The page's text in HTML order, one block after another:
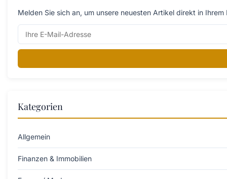
Melden Sie sich an, um unsere neuesten Artikel direkt in
Kategorien
Allgemein
Finanzen & Immobilien